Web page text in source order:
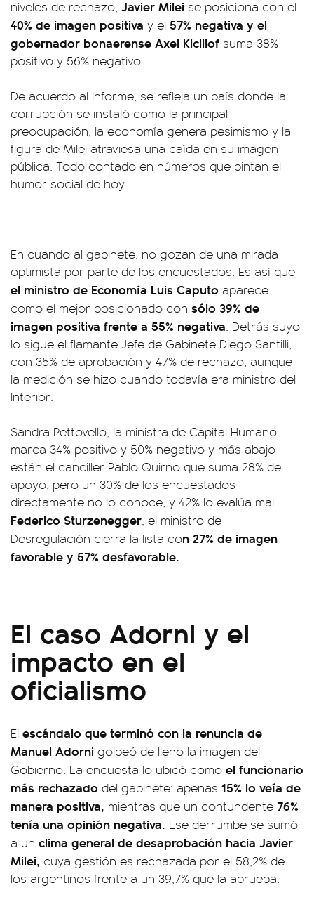
niveles de rechazo, Javier Milei se posiciona con el
40% de imagen positiva y el 57% negativa y el
gobernador bonaerense Axel Kicillof suma 38%
positivo y 56% negativo
De acuerdo al informe, se refleja un país donde la
corrupción se instaló como la principal
preocupación, la economía genera pesimismo y la
figura de Milei atraviesa una caída en su imagen
pública. Todo contado en números que pintan el
humor social de hoy.
En cuando al gabinete, no gozan de una mirada
optimista por parte de los encuestados. Es así que
el ministro de Economía Luis Caputo aparece
como el mejor posicionado con sólo 39% de
imagen positiva frente a 55% negativa. Detrás suyo
lo sigue el flamante Jefe de Gabinete Diego Santilli,
con 35% de aprobación y 47% de rechazo, aunque
la medición se hizo cuando todavía era ministro del
Interior.
Sandra Pettovello, la ministra de Capital Humano
marca 34% positivo y 50% negativo y más abajo
están el canciller Pablo Quirno que suma 28% de
apoyo, pero un 30% de los encuestados
directamente no lo conoce, y 42% lo evalúa mal.
Federico Sturzenegger, el ministro de
Desregulación cierra la lista con 27% de imagen
favorable y 57% desfavorable.
El caso Adorni y el
impacto en el
oficialismo
El escándalo que terminó con la renuncia de
Manuel Adorni golpeó de lleno la imagen del
Gobierno. La encuesta lo ubicó como el funcionario
más rechazado del gabinete: apenas 15% lo veía de
manera positiva, mientras que un contundente 76%
tenía una opinión negativa. Ese derrumbe se sumó
a un clima general de desaprobación hacia Javier
Milei, cuya gestión es rechazada por el 58,2% de
los argentinos frente a un 39,7% que la aprueba.